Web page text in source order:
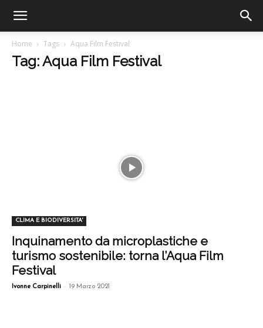
Home Tags Aqua Film Festival
Tag: Aqua Film Festival
CLIMA E BIODIVERSITA'
Inquinamento da microplastiche e
turismo sostenibile: torna l’Aqua Film
Festival
Ivonne Carpinelli - 19 Marzo 2021